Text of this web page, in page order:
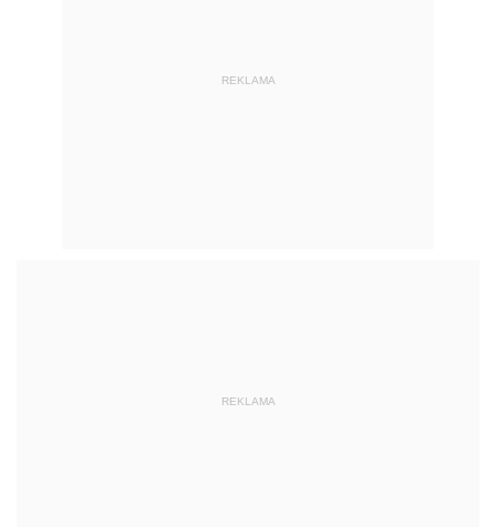
REKLAMA
REKLAMA